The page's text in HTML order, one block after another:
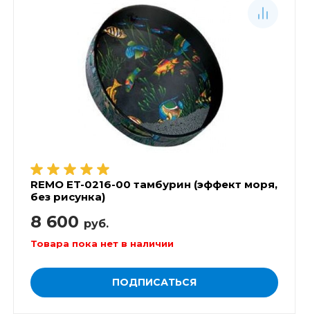
REMO ET-0216-00 тамбурин (эффект моря,
без рисунка)
8 600 руб.
Товара пока нет в наличии
ПОДПИСАТЬСЯ